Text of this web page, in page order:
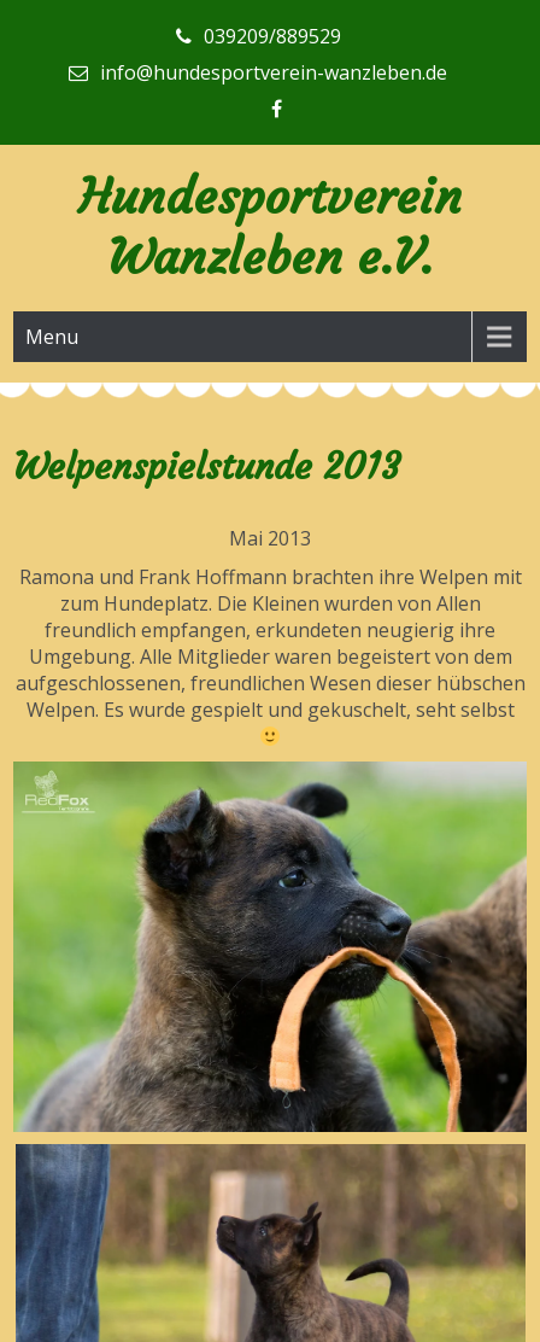
039209/889529
info@hundesportverein-wanzleben.de
Hundesportverein
Wanzleben e.V.
Menu
Welpenspielstunde 2013
Mai 2013
Ramona und Frank Hoffmann brachten ihre Welpen mit
zum Hundeplatz. Die Kleinen wurden von Allen
freundlich empfangen, erkundeten neugierig ihre
Umgebung. Alle Mitglieder waren begeistert von dem
aufgeschlossenen, freundlichen Wesen dieser hübschen
Welpen. Es wurde gespielt und gekuschelt, seht selbst